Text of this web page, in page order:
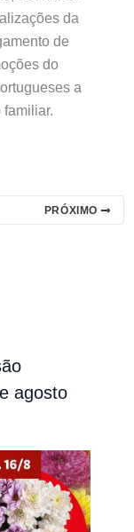
da
de
do
a
familiar.
PRÓXIMO
agosto